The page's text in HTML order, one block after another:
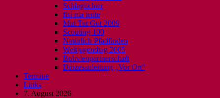
Schlaglichter
fisi ma tente
Mut Tut Gut 2009
Scouting 100
Natürlich Pfadfinden
Weltjugendtag 2005
Bolivienpartnerschaft
Diözesanleitung „Vor Ort“
Termine
Links
7. August 2026